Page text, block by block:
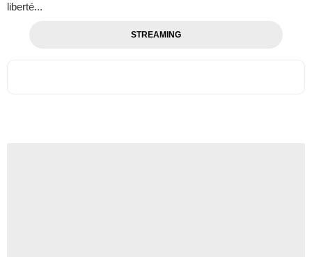
liberté...
STREAMING